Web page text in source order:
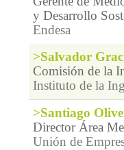
y Desarrollo
Endesa
>Salvador
Comisión de la
Instituto de la
>Santiago
Director Área
Unión de